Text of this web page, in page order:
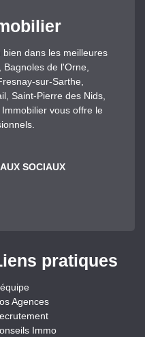
dans les meilleures
Bagnoles de l'Orne,
sur-Sarthe,
Saint-Pierre des Nids,
vous offre le
SOCIAUX
pratiques
Agences
Immo